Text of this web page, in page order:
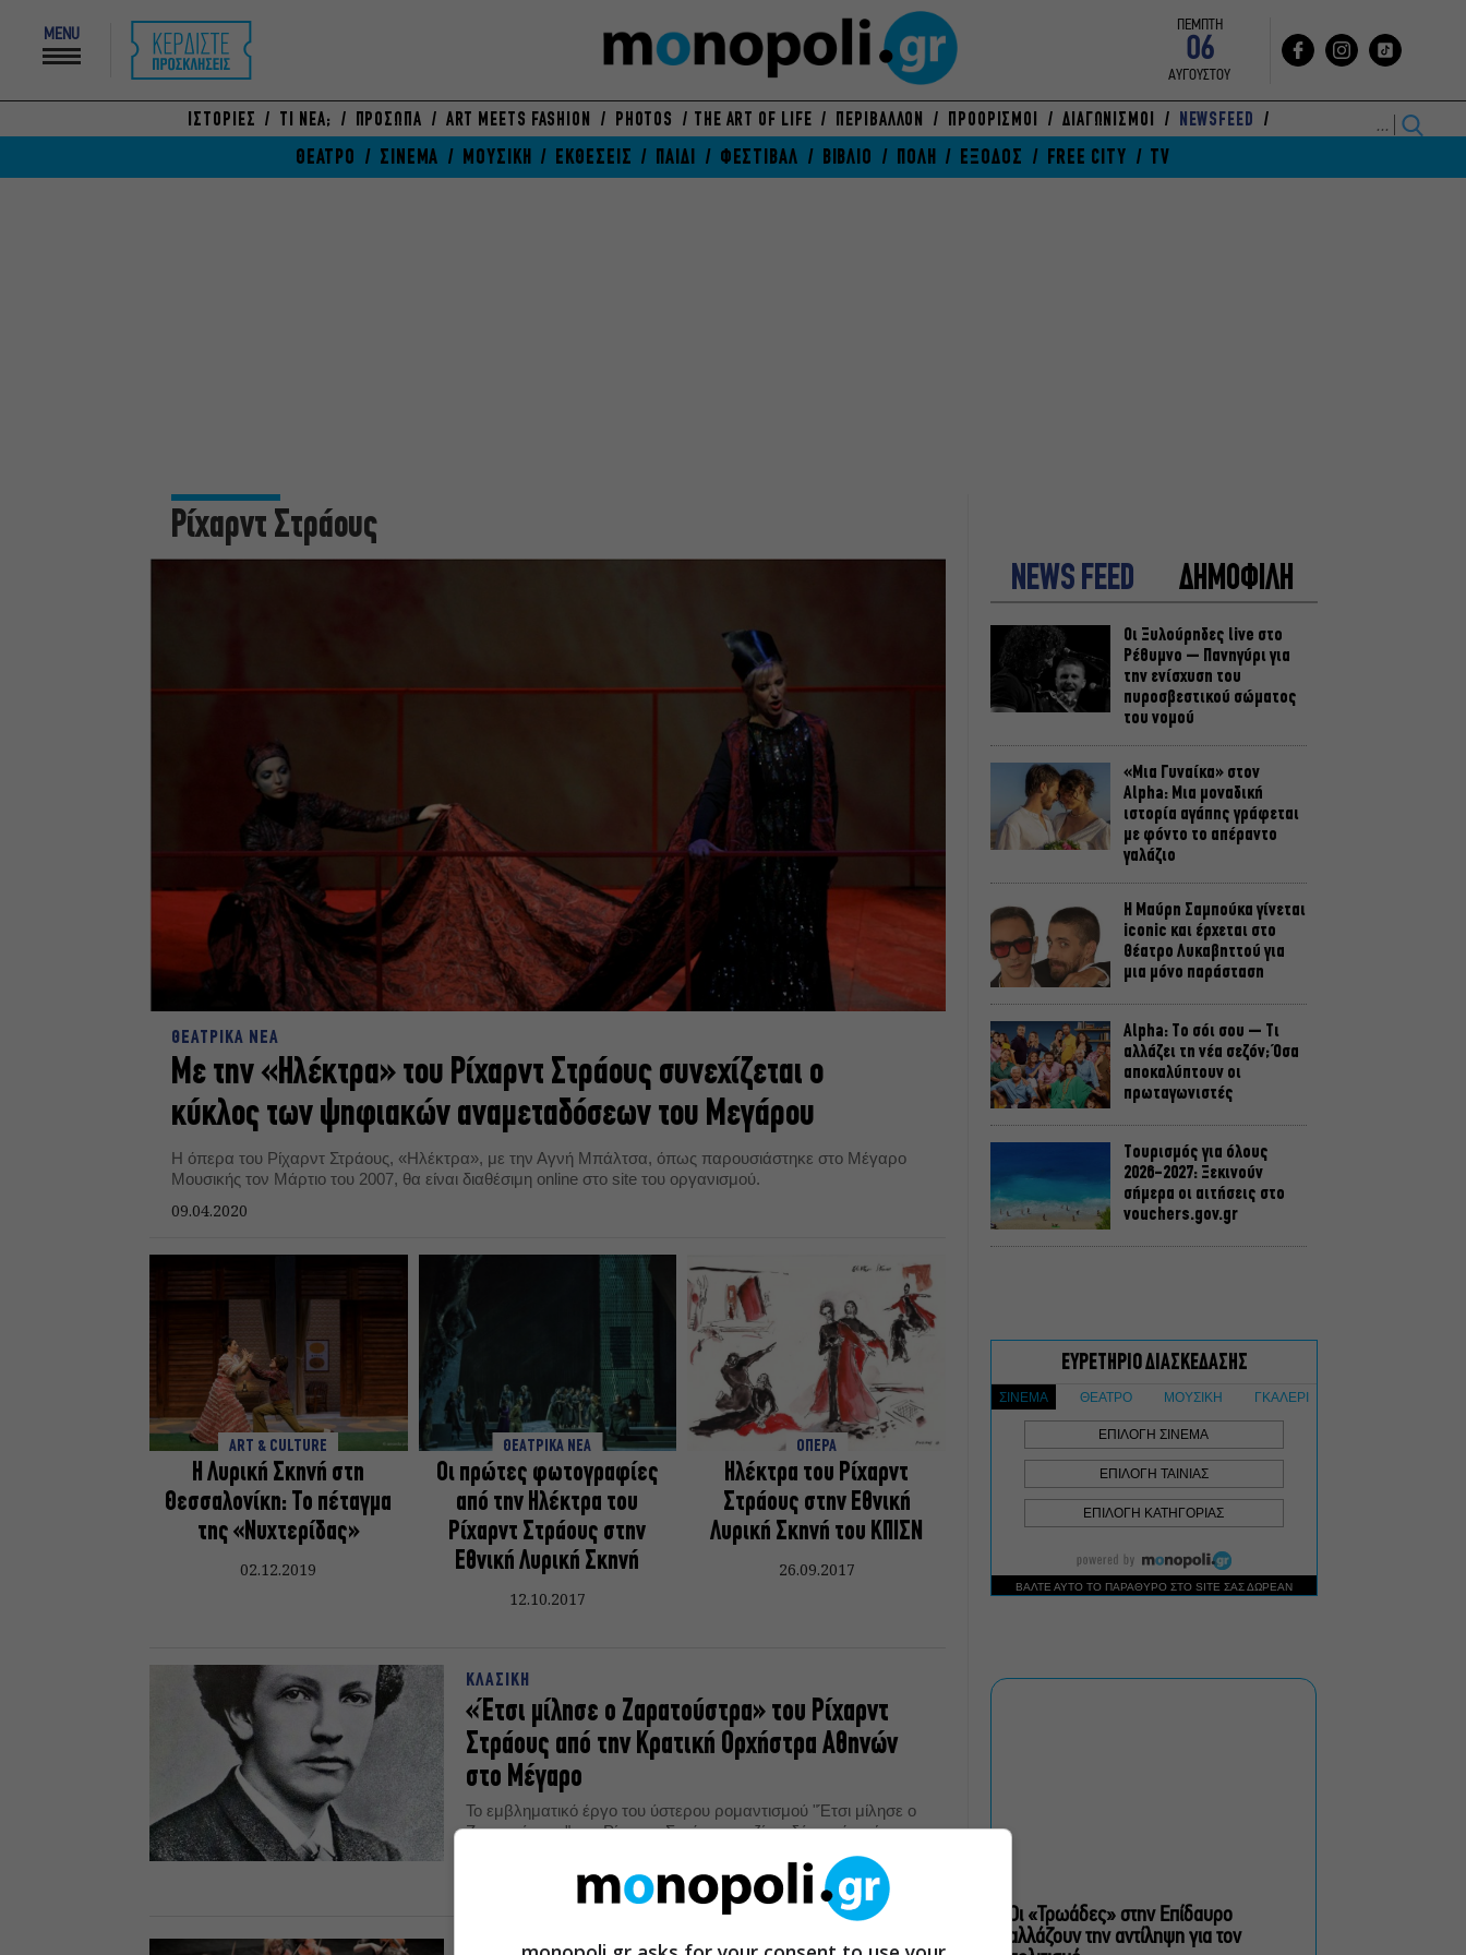
MENU
ΠΕΜΠΤΗ
06
ΑΥΓΟΥΣΤΟΥ
ΙΣΤΟΡΙΕΣ ΤΙ ΝΕΑ; ΠΡΟΣΩΠΑ ART MEETS FASHION PHOTOS THE ART OF LIFE ΠΕΡΙΒΑΛΛΟΝ ΠΡΟΟΡΙΣΜΟΙ ΔΙΑΓΩΝΙΣΜΟΙ NEWSFEED
ΘΕΑΤΡΟ ΣΙΝΕΜΑ ΜΟΥΣΙΚΗ ΕΚΘΕΣΕΙΣ ΠΑΙΔΙ ΦΕΣΤΙΒΑΛ ΒΙΒΛΙΟ ΠΟΛΗ ΕΞΟΔΟΣ FREE CITY TV
Ρίχαρντ Στράους
ΘΕΑΤΡΙΚΑ ΝΕΑ
Με την «Ηλέκτρα» του Ρίχαρντ Στράους συνεχίζεται ο
κύκλος των ψηφιακών αναμεταδόσεων του Μεγάρου
Η όπερα του Ρίχαρντ Στράους, «Ηλέκτρα», με την Αγνή Μπάλτσα, όπως παρουσιάστηκε στο Μέγαρο
Μουσικής τον Μάρτιο του 2007, θα είναι διαθέσιμη online στο site του οργανισμού.
09.04.2020
ART & CULTURE
Η Λυρική Σκηνή στη
Θεσσαλονίκη: Το πέταγμα
της «Νυχτερίδας»
02.12.2019
ΘΕΑΤΡΙΚΑ ΝΕΑ
Οι πρώτες φωτογραφίες
από την Hλέκτρα του
Ρίχαρντ Στράους στην
Εθνική Λυρική Σκηνή
12.10.2017
ΟΠΕΡΑ
Ηλέκτρα του Ρίχαρντ
Στράους στην Εθνική
Λυρική Σκηνή του ΚΠΙΣΝ
26.09.2017
ΚΛΑΣΙΚΗ
«Έτσι μίλησε ο Ζαρατούστρα» του Ρίχαρντ
Στράους από την Κρατική Ορχήστρα Αθηνών
στο Μέγαρο
Το εμβληματικό έργο του ύστερου ρομαντισμού "Έτσι μίλησε ο
Ζαρατούστρα" του Ρίχαρντ Στράους, μαζί με δύο ακόμα έργα,
θα ερμηνεύσει η Κρατική Ορχήστρα Αθηνών στη δέκατη
πέμπτη συναυλία της για το Μέγαρο Μουσικής Αθηνών στις 21
NEWS FEED ΔΗΜΟΦΙΛΗ
Οι Ξυλούρηδες live στο
Ρέθυμνο – Πανηγύρι για
την ενίσχυση του
πυροσβεστικού σώματος
του νομού
«Μια Γυναίκα» στον
Alpha: Μια μοναδική
ιστορία αγάπης γράφεται
με φόντο το απέραντο
γαλάζιο
Η Μαύρη Σαμπούκα γίνεται
iconic και έρχεται στο
Θέατρο Λυκαβηττού για
μια μόνο παράσταση
Alpha: Το σόι σου – Τι
αλλάζει τη νέα σεζόν; Όσα
αποκαλύπτουν οι
πρωταγωνιστές
Τουρισμός για όλους
2026-2027: Ξεκινούν
σήμερα οι αιτήσεις στο
vouchers.gov.gr
συγκλονιστικό timelapse
Ο Γιάννης Χαρούλης θα
δώσει μια τελευταία
καλοκαιρινή συναυλία στο
Θέατρο Γης
πολίτες β’ κατηγορίας,
σεζόν στο Θέατρο Τζένη
Καρέζη
Αττική, Στερεά Ελλάδα και
Οι «Τρωάδες» στην Επίδαυρο
αλλάζουν την αντίληψη για τον